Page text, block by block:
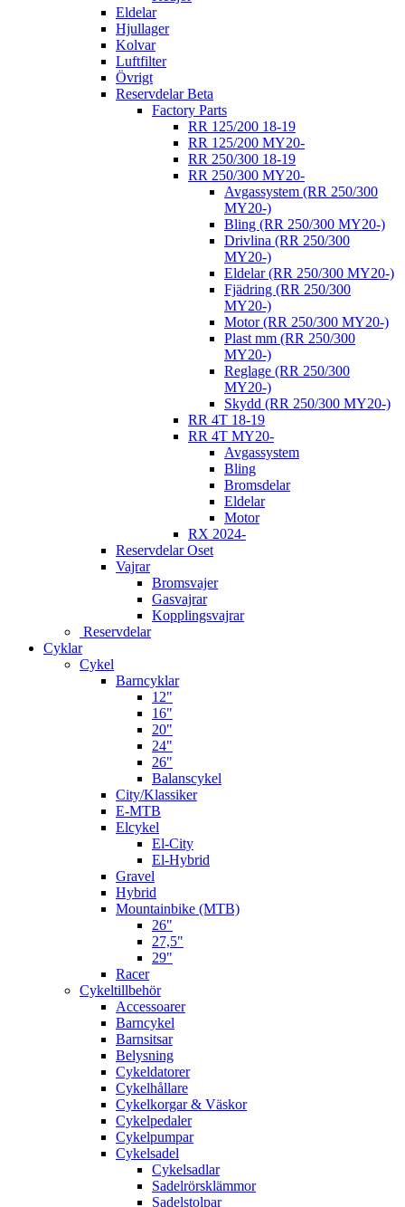
Eldelar
Hjullager
Kolvar
Luftfilter
Övrigt
Reservdelar Beta
Factory Parts
RR 125/200 18-19
RR 125/200 MY20-
RR 250/300 18-19
RR 250/300 MY20-
Avgassystem (RR 250/300
MY20-)
Bling (RR 250/300 MY20-)
Drivlina (RR 250/300
MY20-)
Eldelar (RR 250/300 MY20-)
Fjädring (RR 250/300
MY20-)
Motor (RR 250/300 MY20-)
Plast mm (RR 250/300
MY20-)
Reglage (RR 250/300
MY20-)
Skydd (RR 250/300 MY20-)
RR 4T 18-19
RR 4T MY20-
Avgassystem
Bling
Bromsdelar
Eldelar
Motor
RX 2024-
Reservdelar Oset
Vajrar
Bromsvajer
Gasvajrar
Kopplingsvajrar
Reservdelar
Cyklar
Cykel
Barncyklar
12"
16"
20"
24"
26"
Balanscykel
City/Klassiker
E-MTB
Elcykel
El-City
El-Hybrid
Gravel
Hybrid
Mountainbike (MTB)
26"
27,5"
29"
Racer
Cykeltillbehör
Accessoarer
Barncykel
Barnsitsar
Belysning
Cykeldatorer
Cykelhållare
Cykelkorgar & Väskor
Cykelpedaler
Cykelpumpar
Cykelsadel
Cykelsadlar
Sadelrörsklämmor
Sadelstolpar